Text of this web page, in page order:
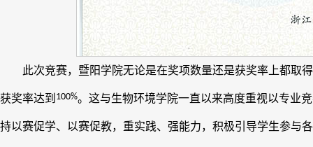
此次竞赛，暨阳学院无论是在奖项数量还是获奖率上都取
获奖率达到 100%。这与生物环境学院一直以来高度重视以专业
持以赛促学、以赛促教，重实践、强能力，积极引导学生参与